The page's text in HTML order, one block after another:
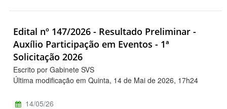
Edital nº 147/2026 - Resultado Preliminar -
Auxílio Participação em Eventos - 1ª
Solicitação 2026
Escrito por Gabinete SVS
Última modificação em Quinta, 14 de Mai de 2026, 17h24
14/05/26